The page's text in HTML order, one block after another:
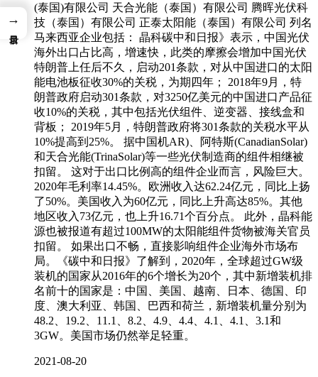
(泰国)有限公司 天合光能（泰国）有限公司 腾晖光伏科
技（泰国）有限公司 正泰太阳能（泰国）有限公司 列名
马来西亚企业包括： 晶科碳中和日报》表示，中国光伏
海外出口占比高，增速快，此类的摩擦会增加中国光伏
特朗普上任后不久，启动201条款，对从中国进口的太阳
能电池板征收30%的关税，为期四年； 2018年9月，特
朗普政府启动301条款，对3250亿美元的中国进口产品征
收10%的关税，其中包括光伏组件、逆变器、接线盒和
背板； 2019年5月，特朗普政府将301条款的关税水平从
10%提高到25%。 据中国机AR)、阿特斯(CanadianSolar)
和天合光能(TrinaSolar)等一些光伏制造商的组件相继被
扣留。 这对于出口比例高的组件企业而言，风险巨大。
2020年毛利率14.45%。欧洲收入达62.24亿元，同比上扬
了50%。美国收入为60亿元，同比上升高达85%。其他
地区收入73亿元，也上升16.71个百分点。 此外，晶科能
源也被报道有超过100MW的太阳能组件货物被海关官员
扣留。 如果出口不畅，直接影响组件企业海外市场布
局。《碳中和日报》了解到，2020年，全球超过GW级
装机的国家从2016年的6个增长为20个，其中新增装机排
名前十的国家是：中国、美国、越南、日本、德国、印
度、澳大利亚、韩国、巴西和荷兰，新增装机量分别为
48.2、19.2、11.1、8.2、4.9、4.4、4.1、4.1、3.1和
3GW。美国市场仍然举足轻重。
2021-08-20
→